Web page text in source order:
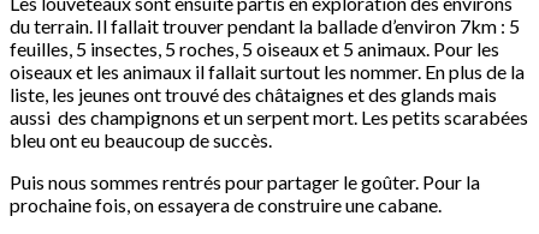
du terrain. Il fallait trouver pendant la ballade d’environ 7km : 5
feuilles, 5 insectes, 5 roches, 5 oiseaux et 5 animaux. Pour les
oiseaux et les animaux il fallait surtout les nommer. En plus de la
liste, les jeunes ont trouvé des châtaignes et des glands mais
aussi des champignons et un serpent mort. Les petits scarabées
bleu ont eu beaucoup de succès.
Puis nous sommes rentrés pour partager le goûter. Pour la
prochaine fois, on essayera de construire une cabane.